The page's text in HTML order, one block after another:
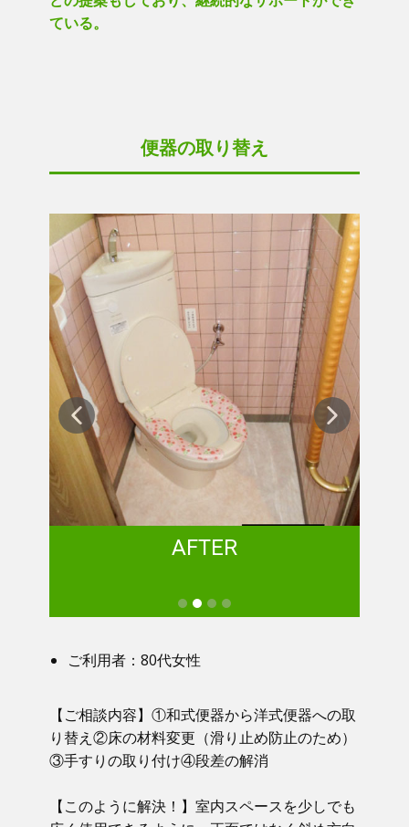
ている。
便器の取り替え
AFTER
ご利用者：80代女性
【ご相談内容】①​ 和式便器から洋式便器への取
り替え②床の材料変更（滑り止め防止のため）
③手すりの取り付け④段差の解消
【このように解決！】​​ 室内スペースを少しでも